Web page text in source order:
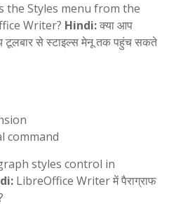
the Styles menu from the
Writer? Hindi:क्या आप
से स्टाइल्स मेनू तक पहुंच सकते
command
styles control in
LibreOffice Writer में पैराग्राफ